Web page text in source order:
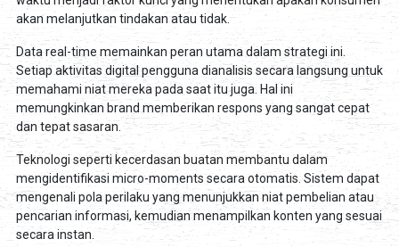
akan melanjutkan tindakan atau tidak.
Data real-time memainkan peran utama dalam strategi ini.
Setiap aktivitas digital pengguna dianalisis secara langsung untuk
memahami niat mereka pada saat itu juga. Hal ini
memungkinkan brand memberikan respons yang sangat cepat
dan tepat sasaran.
Teknologi seperti kecerdasan buatan membantu dalam
mengidentifikasi micro-moments secara otomatis. Sistem dapat
mengenali pola perilaku yang menunjukkan niat pembelian atau
pencarian informasi, kemudian menampilkan konten yang sesuai
secara instan.